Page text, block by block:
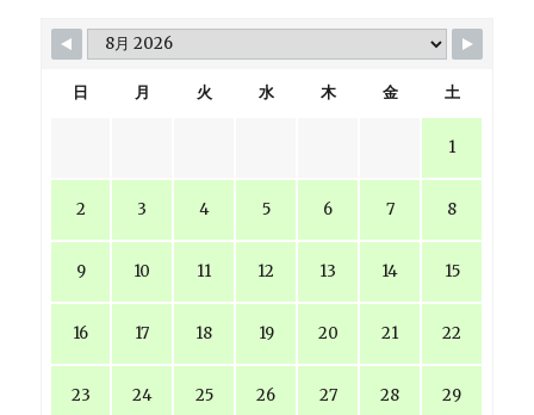
日 月 火 水 木 金 土
1
2 3 4 5 6 7 8
9 10 11 12 13 14 15
16 17 18 19 20 21 22
23 24 25 26 27 28 29